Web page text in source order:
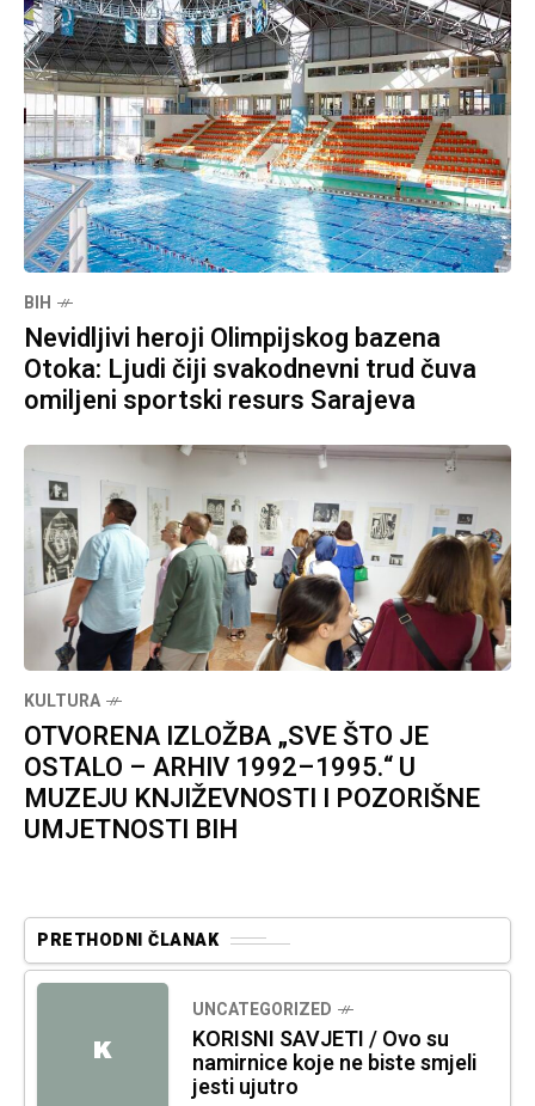
BIH
Nevidljivi heroji Olimpijskog bazena
Otoka: Ljudi čiji svakodnevni trud čuva
omiljeni sportski resurs Sarajeva
KULTURA
OTVORENA IZLOŽBA „SVE ŠTO JE
OSTALO – ARHIV 1992–1995.“ U
MUZEJU KNJIŽEVNOSTI I POZORIŠNE
UMJETNOSTI BIH
PRETHODNI ČLANAK
K
UNCATEGORIZED
KORISNI SAVJETI / Ovo su
namirnice koje ne biste smjeli
jesti ujutro